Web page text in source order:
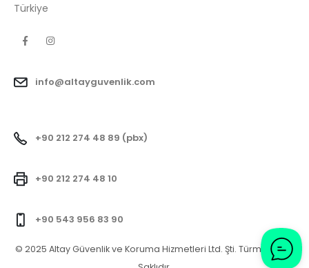
Türkiye
info@altayguvenlik.com
+90 212 274 48 89 (pbx)
+90 212 274 48 10
+90 543 956 83 90
© 2025 Altay Güvenlik ve Koruma Hizmetleri Ltd. Şti. Türm Hakları